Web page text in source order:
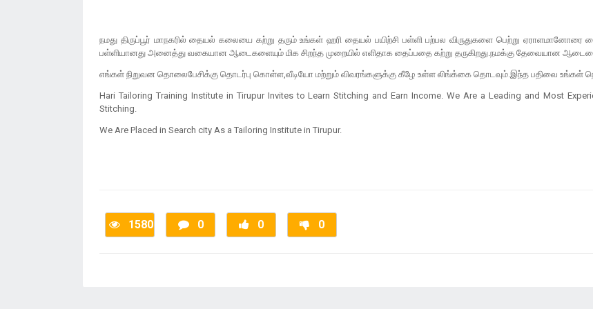
நமது திருப்பூர் மாநகரில் தையல் கலையை கற்று தரும் உங்கள் ஹரி தையல் பயிற்சி பள்ளி பற்பல விருதுகளை பெற்று
பள்ளியானது அனைத்து வகையான ஆடைகளையும் மிக சிறந்த முறையில் எளிதாக தைப்பதை கற்று தருகிறது.நமக்கு தேவையான
எங்கள் நிறுவன தொலைபேசிக்கு தொடர்பு கொள்ள,வீடியோ மற்றும் விவரங்களுக்கு கீழே உள்ள லிங்க்கை தொடவும்.இந்த பதிவை உங்கள்
Hari Tailoring Training Institute in Tirupur Invites to Learn Stitching and Earn Income. We Are a Leading and Most
Stitching.
We Are Placed in Search city As a Tailoring Institute in Tirupur.
1580 0 0 0